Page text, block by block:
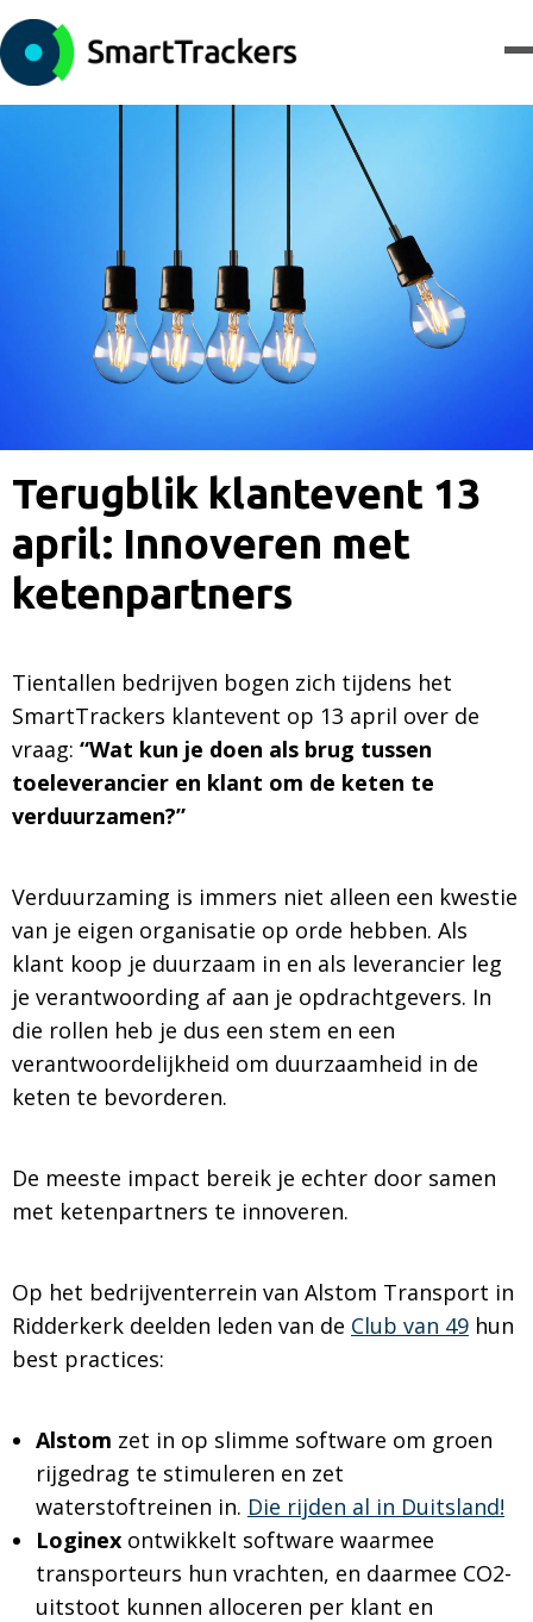
Terugblik klantevent 13
april: Innoveren met
ketenpartners
Tientallen bedrijven bogen zich tijdens het
SmartTrackers klantevent op 13 april over de
vraag: “Wat kun je doen als brug tussen
toeleverancier en klant om de keten te
verduurzamen?”
Verduurzaming is immers niet alleen een kwestie
van je eigen organisatie op orde hebben. Als
klant koop je duurzaam in en als leverancier leg
je verantwoording af aan je opdrachtgevers. In
die rollen heb je dus een stem en een
verantwoordelijkheid om duurzaamheid in de
keten te bevorderen.
De meeste impact bereik je echter door samen
met ketenpartners te innoveren.
Op het bedrijventerrein van Alstom Transport in
Ridderkerk deelden leden van de Club van 49 hun
best practices:
Alstom zet in op slimme software om groen
rijgedrag te stimuleren en zet
waterstoftreinen in. Die rijden al in Duitsland!
Loginex ontwikkelt software waarmee
transporteurs hun vrachten, en daarmee CO2-
uitstoot kunnen alloceren per klant en